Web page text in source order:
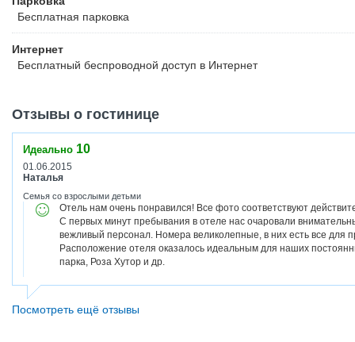
Бесплатная парковка
Интернет
Бесплатный беспроводной доступ в Интернет
Отзывы о гостинице
Идеально 10
01.06.2015
Наталья
Семья со взрослыми детьми
Отель нам очень понравился! Все фото соответствуют
С первых минут пребывания в отеле нас очаровали
вежливый персонал. Номера великолепные, в них есть все для
Расположение отеля оказалось идеальным для наших
парка, Роза Хутор и др.
Посмотреть ещё отзывы